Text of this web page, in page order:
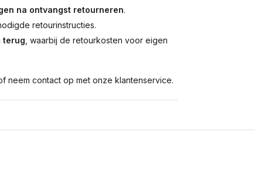
na ontvangst retourneren.
retourinstructies.
terug , waarbij de retourkosten voor eigen
neem contact op met onze klantenservice.